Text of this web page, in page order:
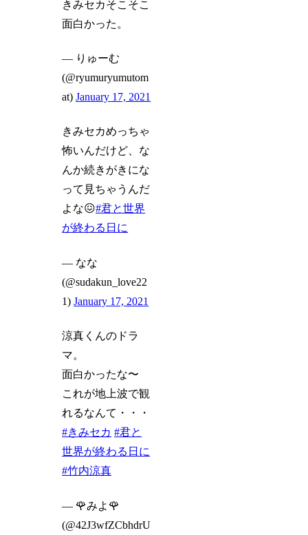
きみセカそこそこ
面白かった。
— りゅーむ
(@ryumuryumutom
at)January 17, 2021
きみセカめっちゃ
怖いんだけど、な
んか続きがきにな
って見ちゃうんだ
よな😖#君と世界
が終わる日に
— なな
(@sudakun_love22
1)January 17, 2021
涼真くんのドラ
マ。
面白かったな〜
これが地上波で観
れるなんて・・・
#きみセカ #君と
世界が終わる日に
#竹内涼真
— 🌹みよ🌹
(@42J3wfZCbhdrU